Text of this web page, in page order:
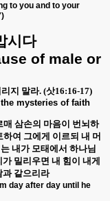
to you and to your
시다
of male or
지 말라. (삿16:16-17)
mysteries of faith
매 삼손의 마음이 번뇌하
여 그에게 이르되 내 머
내가 모태에서 하나님
밀리우면 내 힘이 내게
과 같으리라
day after day until he